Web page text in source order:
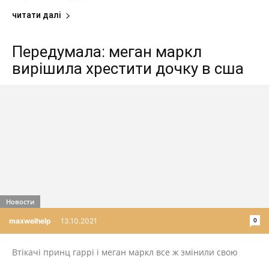
читати далі
Передумала: меган маркл
вирішила хрестити дочку в сша
maxwelhelp - 13.10.2021 0
Новости
Втікачі принц гаррі і меган маркл все ж змінили свою